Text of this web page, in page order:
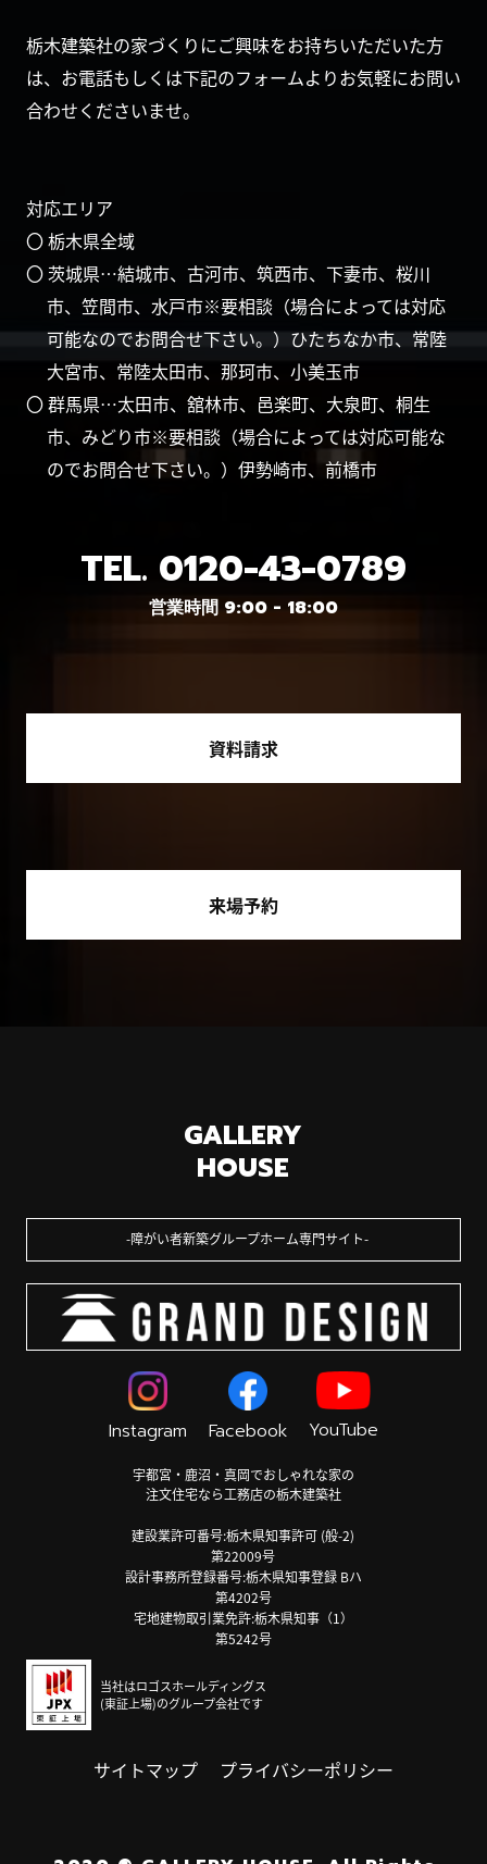
栃木建築社の家づくりにご興味をお持ちいただいた方
は、お電話もしくは下記のフォームよりお気軽にお問い
合わせくださいませ。
対応エリア
〇 栃木県全域
〇 茨城県…結城市、古河市、筑西市、下妻市、桜川
市、笠間市、水戸市※要相談（場合によっては対応
可能なのでお問合せ下さい。）ひたちなか市、常陸
大宮市、常陸太田市、那珂市、小美玉市
〇 群馬県…太田市、舘林市、邑楽町、大泉町、桐生
市、みどり市※要相談（場合によっては対応可能な
のでお問合せ下さい。）伊勢崎市、前橋市
TEL. 0120-43-0789
営業時間 9:00 - 18:00
資料請求
来場予約
GALLERY
HOUSE
障がい者新築グループホーム専門サイト
Instagram Facebook YouTube
宇都宮・鹿沼・真岡でおしゃれな家の
注文住宅なら工務店の栃木建築社
建設業許可番号:栃木県知事許可 (般-2)
第22009号
設計事務所登録番号:栃木県知事登録 Bハ
第4202号
宅地建物取引業免許:栃木県知事（1）
第5242号
当社はロゴスホールディングス
(東証上場)のグループ会社です
サイトマップ プライバシーポリシー